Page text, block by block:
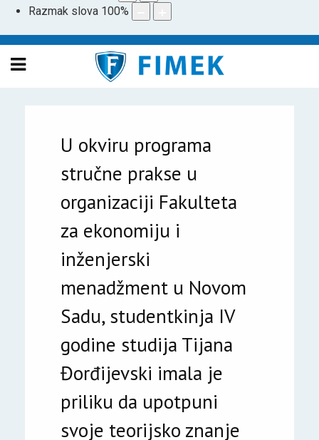
Razmak slova 100%
U okviru programa
stručne prakse u
organizaciji Fakulteta
za ekonomiju i
inženjerski
menadžment u Novom
Sadu, studentkinja IV
godine studija Tijana
Đorđijevski imala je
priliku da upotpuni
svoje teorijsko znanje